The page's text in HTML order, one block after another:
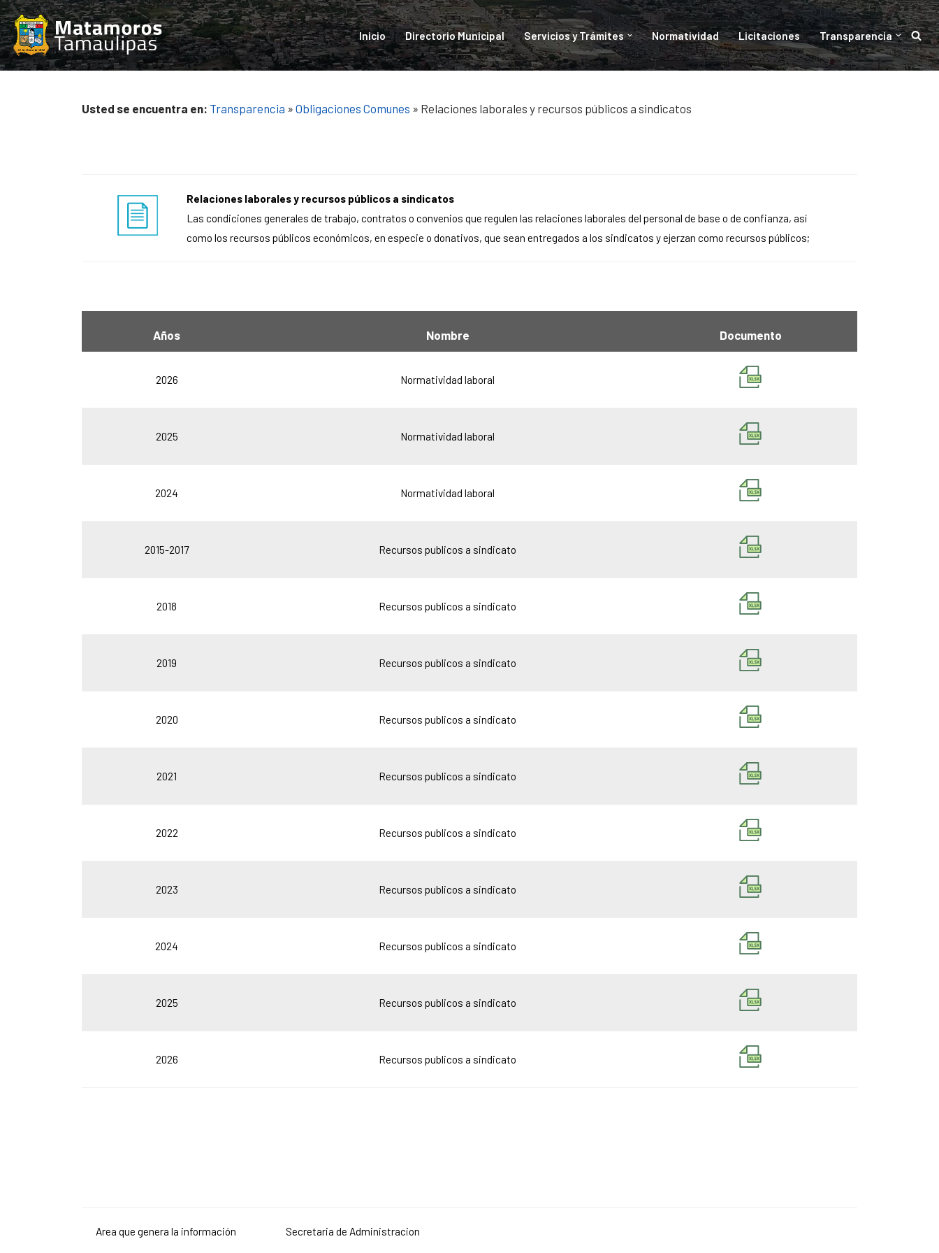
Saltar
al
Inicio Directorio Municipal Servicios y Trámites Normatividad Licitaciones Transparencia
Usted se encuentra en: Transparencia » Obligaciones Comunes » Relaciones laborales y recursos públicos a sindicatos
Relaciones laborales y recursos públicos a sindicatos
Las condiciones generales de trabajo, contratos o convenios que regulen las relaciones laborales del personal de base o de confianza, así
como los recursos públicos económicos, en especie o donativos, que sean entregados a los sindicatos y ejerzan como recursos públicos;
Años Nombre Documento
2026 Normatividad laboral
2025 Normatividad laboral
2024 Normatividad laboral
2015-2017 Recursos publicos a sindicato
2018 Recursos publicos a sindicato
2019 Recursos publicos a sindicato
2020 Recursos publicos a sindicato
2021 Recursos publicos a sindicato
2022 Recursos publicos a sindicato
2023 Recursos publicos a sindicato
2024 Recursos publicos a sindicato
2025 Recursos publicos a sindicato
2026 Recursos publicos a sindicato
Area que genera la información Secretaria de Administracion